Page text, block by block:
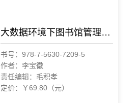
大数据环境下图书馆管理与信息服务
书号：978-7-5630-7209-5
作者：李宝徽
责任编辑：毛积孝
定价：￥69.80（元）